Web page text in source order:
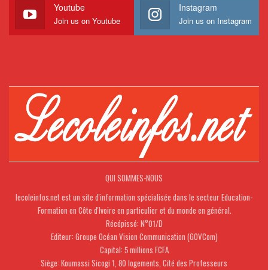
Youtube
Join us on Youtube
Instagram
Join us on Instagram
QUI SOMMES-NOUS
lecoleinfos.net est un site d'information spécialisée dans le secteur Education-
Formation en Côte d'Ivoire en particulier et du monde en général.
Récépissé: N°01/D
Editeur: Groupe Océan Vision Communication (GOVCom)
Capital: 5 millions FCFA
Siège: Koumassi Sicogi 1, 80 logements, Cité des Professeurs